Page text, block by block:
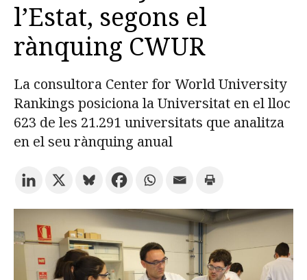
COMUNITAT URV
REPORTATGES
Més categories
Subscriu-te als butlletins de la URV Agenda
CATALÀ ESPAÑOL ENGLISH
l’Estat, segons el
rànquing CWUR
La consultora Center for World University
Rankings posiciona la Universitat en el lloc
623 de les 21.291 universitats que analitza
en el seu rànquing anual